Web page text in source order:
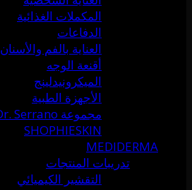
المكملات الغذائية
الدفاعات
العناية بالفم والأسنان
أقنعة الوجه
الميكرونيدلينج
الأجهزة الطبية
مجموعة Dr. Serrano
SHOPHIESKIN
MEDIDERMA
تدريبات المنتجات
التقشير الكيميائي